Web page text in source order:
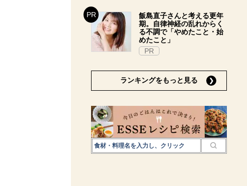
飯島直子さんと考える更年
期。自律神経の乱れからく
る不調で「やめたこと・始
めたこと」
PR
ランキングをもっと見る